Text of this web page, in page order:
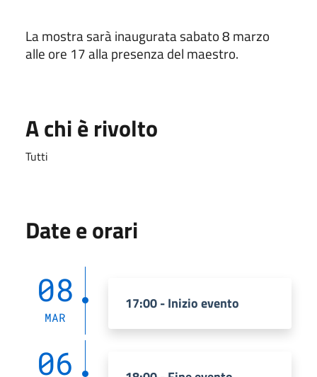
La mostra sarà inaugurata sabato 8 marzo
alle ore 17 alla presenza del maestro.
A chi è rivolto
Tutti
Date e orari
08
MAR
17:00 - Inizio evento
06